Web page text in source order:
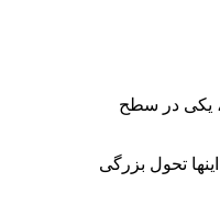
پشت ابر باقی نمی‌ماند. امام ۳ تحول بزرگ بوجود آورد، یکی در سطح
تحول بزرگی